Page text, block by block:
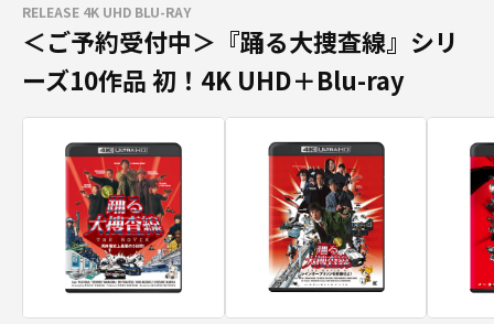
RELEASE 4K UHD BLU-RAY
＜ご予約受付中＞『踊る大捜査線』シリ
ーズ10作品 初！4K UHD＋Blu-ray